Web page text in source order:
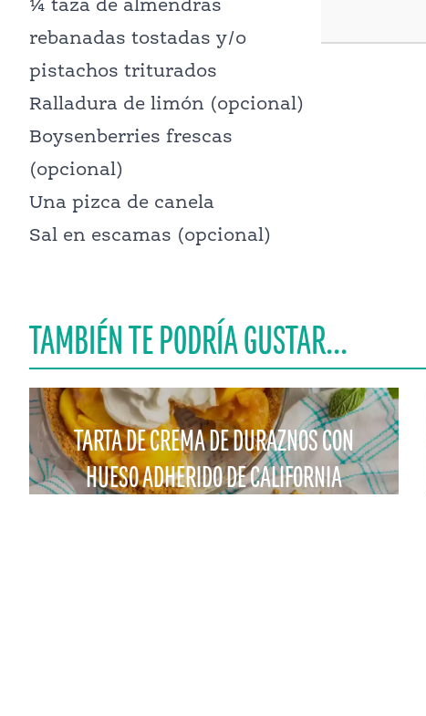
¼ taza de almendras
rebanadas tostadas y/o
pistachos triturados
Ralladura de limón (opcional)
Boysenberries frescas
(opcional)
Una pizca de canela
Sal en escamas (opcional)
TAMBIÉN TE PODRÍA GUSTAR...
TARTA DE CREMA DE DURAZNOS CON
HUESO ADHERIDO DE CALIFORNIA